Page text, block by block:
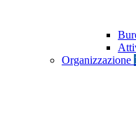
Organizzazione